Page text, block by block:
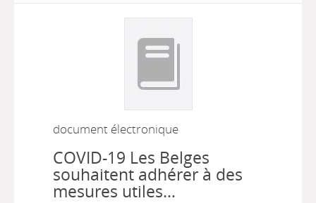
document électronique
COVID-19 Les Belges
souhaitent adhérer à des
mesures utiles…